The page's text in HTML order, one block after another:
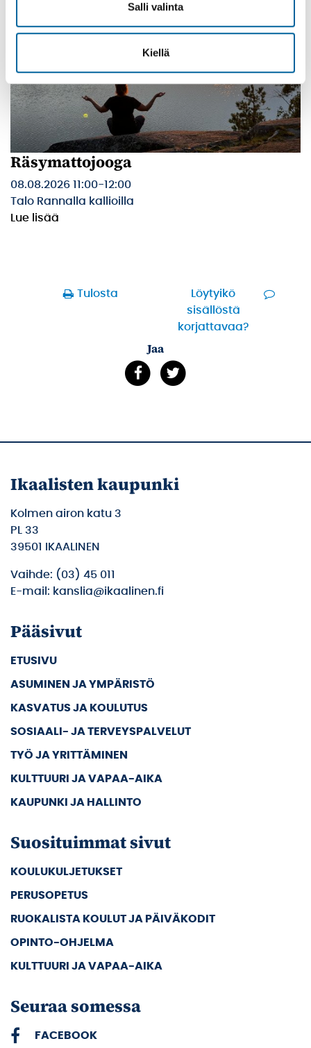
Salli valinta
Kiellä
Räsymattojooga
08.08.2026 11:00-12:00
Talo Rannalla kallioilla
Lue lisää
Tulosta
Löytyikö
sisällöstä
korjattavaa?
Jaa
Ikaalisten kaupunki
Kolmen airon katu 3
PL 33
39501 IKAALINEN
Vaihde: (03) 45 011
E-mail: kanslia@ikaalinen.fi
Pääsivut
ETUSIVU
ASUMINEN JA YMPÄRISTÖ
KASVATUS JA KOULUTUS
SOSIAALI- JA TERVEYSPALVELUT
TYÖ JA YRITTÄMINEN
KULTTUURI JA VAPAA-AIKA
KAUPUNKI JA HALLINTO
Suosituimmat sivut
KOULUKULJETUKSET
PERUSOPETUS
RUOKALISTA KOULUT JA PÄIVÄKODIT
OPINTO-OHJELMA
KULTTUURI JA VAPAA-AIKA
Seuraa somessa
FACEBOOK